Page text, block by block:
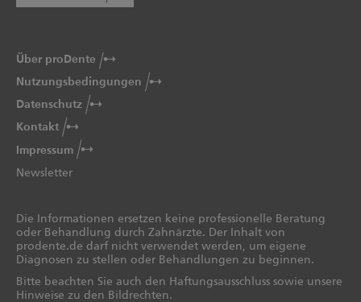
Über proDente
Nutzungsbedingungen
Datenschutz
Kontakt
Impressum
Newsletter
Die Informationen ersetzen keine professionelle Beratung
oder Behandlung durch Zahnärzte. Der Inhalt von
prodente.de darf nicht verwendet werden, um eigene
Diagnosen zu stellen oder Behandlungen zu beginnen.
Bitte beachten Sie auch den Haftungsausschluss sowie unsere
Hinweise zu den Bildrechten.